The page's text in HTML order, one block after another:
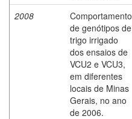
2008
Comportamento
de genótipos de
trigo irrigado
dos ensaios de
VCU2 e VCU3,
em diferentes
locais de Minas
Gerais, no ano
de 2006.